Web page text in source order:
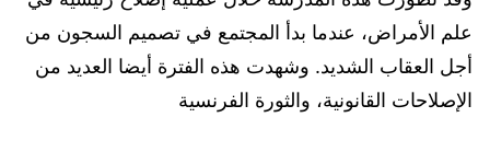
علم الأمراض، عندما بدأ المجتمع في تصميم السجون من
أجل العقاب الشديد. وشهدت هذه الفترة أيضا العديد من
الإصلاحات القانونية، والثورة الفرنسية